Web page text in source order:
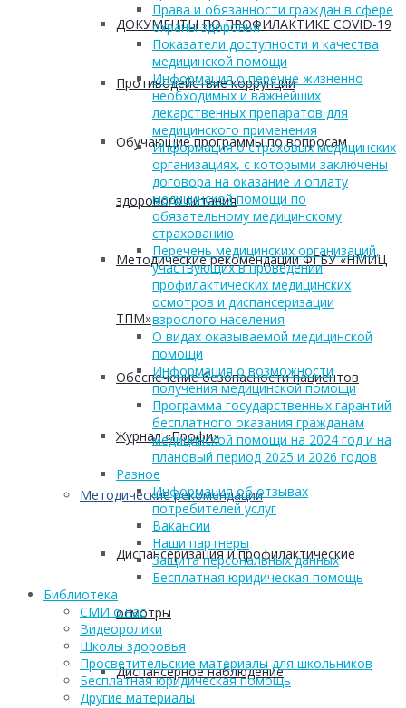
ДОКУМЕНТЫ ПО ПРОФИЛАКТИКЕ COVID-19
Противодействие коррупции
Обучающие программы по вопросам
здорового питания
Методические рекомендации ФГБУ «НМИЦ
ТПМ»
Обеспечение безопасности пациентов
Журнал «Профи»
Методические рекомендации
Диспансеризация и профилактические
осмотры
Диспансерное наблюдение
Права и обязанности граждан в сфере
охраны здоровья
Показатели доступности и качества
медицинской помощи
Информация о перечне жизненно
необходимых и важнейших
лекарственных препаратов для
медицинского применения
Информация о страховых медицинских
организациях, с которыми заключены
договора на оказание и оплату
медицинской помощи по
обязательному медицинскому
страхованию
Перечень медицинских организаций,
участвующих в проведении
профилактических медицинских
осмотров и диспансеризации
взрослого населения
О видах оказываемой медицинской
помощи
Информация о возможности
получения медицинской помощи
Программа государственных гарантий
бесплатного оказания гражданам
медицинской помощи на 2024 год и на
плановый период 2025 и 2026 годов
Разное
Информация об отзывах
потребителей услуг
Вакансии
Наши партнеры
Защита персональных данных
Бесплатная юридическая помощь
Библиотека
СМИ о нас
Видеоролики
Школы здоровья
Просветительские материалы для школьников
Бесплатная юридическая помощь
Другие материалы